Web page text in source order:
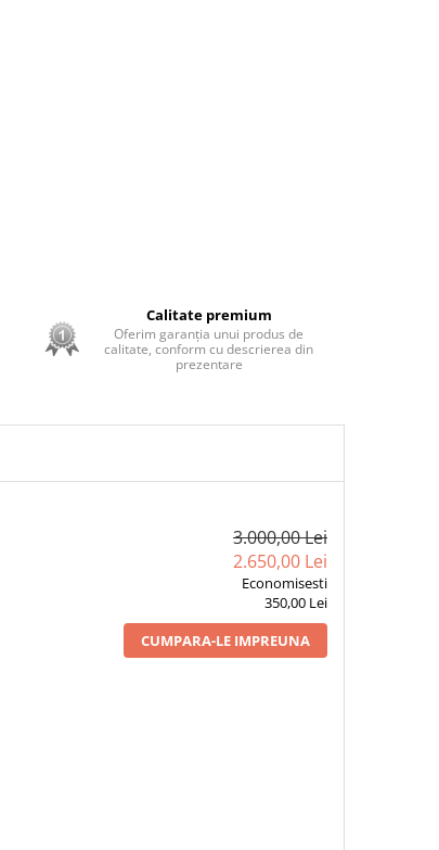
Calitate premium
Oferim garanția unui produs de
calitate, conform cu descrierea din
prezentare
3.000,00 Lei
2.650,00 Lei
Economisesti
350,00 Lei
CUMPARA-LE IMPREUNA